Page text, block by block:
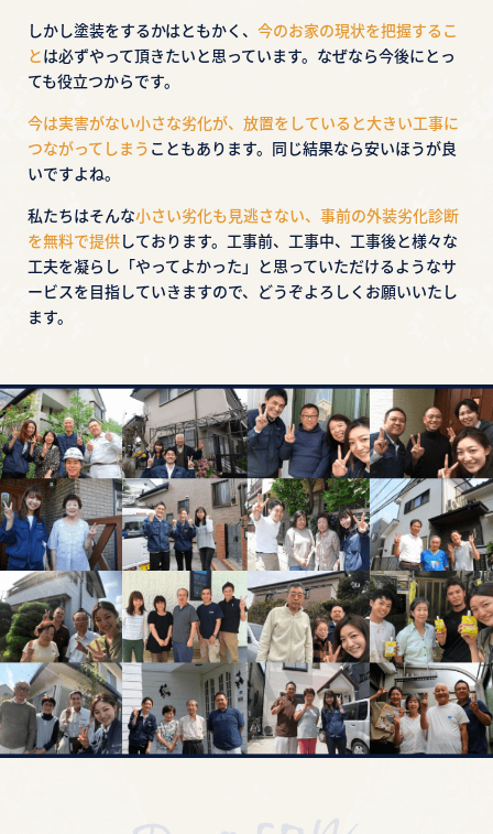
しかし塗装をするかはともかく、 今のお家の現状を把握するこ
とは必ずやって頂きたいと思っています。 なぜなら今後にとっ
ても役立つからです。
今は実害がない小さな劣化が、放置をしていると大きい工事に
つながってしまう こともあります。 同じ結果なら安いほうが良
いですよね。
私たちはそんな小さい劣化も見逃さない、事前の外装劣化診断
を無料で提供しております。 工事前、工事中、工事後と様々な
工夫を凝らし「やってよかった」と思っていただけるようなサ
ービスを目指していきますので、どうぞよろしくお願いいたし
ます。